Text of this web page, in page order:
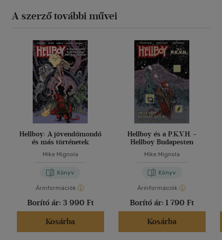
A szerző további művei
Hellboy: A jövendőmondó
és más történetek
Mike Mignola
Könyv
Árinformációk
Borító ár: 3 990 Ft
Kosárba
Hellboy és a P.K.V.H. -
Hellboy Budapesten
Mike Mignola
Könyv
Árinformációk
Borító ár: 1 790 Ft
Kosárba